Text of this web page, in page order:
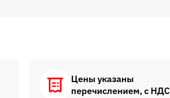
Цены указаны
перечислением, с НДС